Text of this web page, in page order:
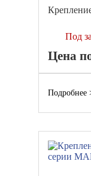
Под
Цена
Подробнее